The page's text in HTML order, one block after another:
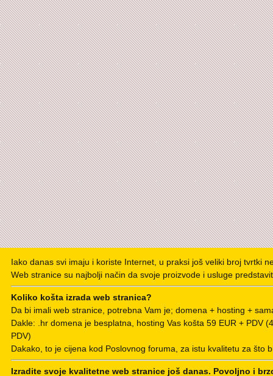
Iako danas svi imaju i koriste Internet, u praksi još veliki broj tvrtki
Web stranice su najbolji način da svoje proizvode i usluge
Koliko košta izrada web stranica?
Da bi imali web stranice, potrebna Vam je; domena + hosting +
Dakle: .hr domena je besplatna, hosting Vas košta 59 EUR + PDV
PDV)
Dakako, to je cijena kod Poslovnog foruma, za istu kvalitetu za što
Izradite svoje kvalitetne web stranice još danas. Povoljno i